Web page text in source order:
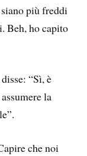
più freddi
Beh, ho capito
“Sì, è
la
che noi